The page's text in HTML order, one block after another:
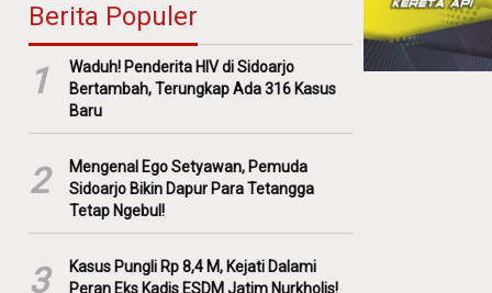
Berita Populer
1
Waduh! Penderita HIV di Sidoarjo
Bertambah, Terungkap Ada 316 Kasus
Baru
2
Mengenal Ego Setyawan, Pemuda
Sidoarjo Bikin Dapur Para Tetangga
Tetap Ngebul!
3
Kasus Pungli Rp 8,4 M, Kejati Dalami
Peran Eks Kadis ESDM Jatim Nurkholis!